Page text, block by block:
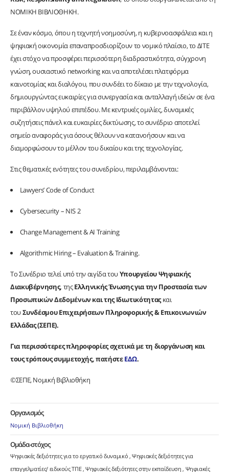
ΝΟΜΙΚΗ ΒΙΒΛΙΟΘΗΚΗ.
Σε έναν κόσμο, όπου η τεχνητή νοημοσύνη, η κυβερνοασφάλεια και η
ψηφιακή οικονομία επαναπροσδιορίζουν το νομικό πλαίσιο, το ΔΙΤΕ
έχει στόχο να προσφέρει περισσότερη διαδραστικότητα, σύγχρονη
γνώση, ουσιαστικό networking και να αποτελέσει πλατφόρμα
καινοτομίας και διαλόγου, που συνδέει το δίκαιο με την τεχνολογία,
δημιουργώντας ευκαιρίες για συνεργασία και ανταλλαγή ιδεών σε ένα
περιβάλλον υψηλού επιπέδου. Με κεντρικές ομιλίες, δυναμικές
συζητήσεις πάνελ και ευκαιρίες δικτύωσης, το συνέδριο αποτελεί
σημείο αναφοράς για όσους θέλουν να κατανοήσουν και να
διαμορφώσουν το μέλλον του δικαίου και της τεχνολογίας.
Στις θεματικές ενότητες του συνεδρίου, περιλαμβάνονται:
Lawyers’ Code of Conduct
Cybersecurity – NIS 2
Change Management & AI Training
Algorithmic Hiring – Evaluation & Training.
Το Συνέδριο τελεί υπό την αιγίδα τουΥπουργείου Ψηφιακής
Διακυβέρνησης, τηςΕλληνικής Ένωσης για την Προστασία των
Προσωπικών Δεδομένων και της Ιδιωτικότηταςκαι
τουΣυνδέσμου Επιχειρήσεων Πληροφορικής & Επικοινωνιών
Ελλάδας (ΣΕΠΕ).
Για περισσότερες πληροφορίες σχετικά με τη διοργάνωση και
τους τρόπους συμμετοχής, πατήστεΕΔΩ.
©ΣΕΠΕ, Νομική Βιβλιοθήκη
Οργανισμός
Νομική Βιβλιοθήκη
Ομάδα-στόχος
Ψηφιακές δεξιότητες για το εργατικό δυναμικό Ψηφιακές δεξιότητες για
επαγγελματίες/ ειδικούς ΤΠΕ Ψηφιακές δεξιότητες στην εκπαίδευση Ψηφιακές